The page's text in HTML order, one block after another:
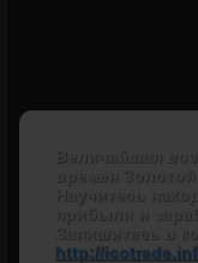
Величайшая
времен
Научитесь
прибыли и
Запишитесь в
http://